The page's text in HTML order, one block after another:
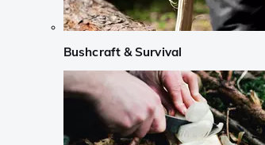
Bushcraft & Survival